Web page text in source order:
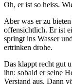
Oh, er ist so heiss.
Aber was er zu
offensichtlich. Er ist
springt ins Wasser
ertrinken drohe.
Das klappt recht gut
ihn: sobald er seine
Verstand aus. Dann